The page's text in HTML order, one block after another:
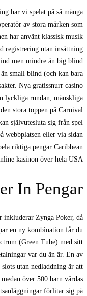
har vi spelat på så många
av stora märken som
har använt klassisk musik
registrering utan insättning
men mindre än big blind
small blind (och kan bara
Nya gratissnurr casino
lyckliga rundan, mänskliga
stora toppen på Carnival
självutesluta sig från spel
webbplatsen eller via sidan
riktiga pengar Caribbean
kasinon över hela USA.
In Pengar
inkluderar Zynga Poker, då
en ny kombination får du
(Green Tube) med sitt
var du än är. En av
utan nedladdning är att
över 500 barn vårdas
förlitar sig på